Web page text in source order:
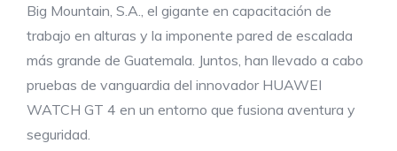
Big Mountain, S.A., el gigante en capacitación de
trabajo en alturas y la imponente pared de escalada
más grande de Guatemala. Juntos, han llevado a cabo
pruebas de vanguardia del innovador HUAWEI
WATCH GT 4 en un entorno que fusiona aventura y
seguridad.